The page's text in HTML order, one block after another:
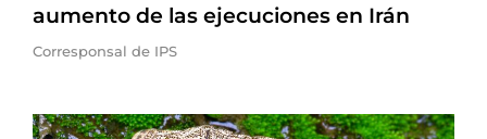
aumento de las ejecuciones en Irán
Corresponsal de IPS